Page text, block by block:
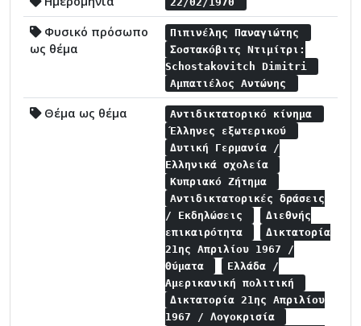
Φυσικό πρόσωπο
ως θέμα
Πιπινέλης Παναγιώτης
Σοστακόβιτς Ντιμίτρι:
Schostakovitch Dimitri
Αμπατιέλος Αντώνης
Θέμα ως θέμα
Αντιδικτατορικό κίνημα
Έλληνες εξωτερικού
Δυτική Γερμανία /
Ελληνικά σχολεία
Κυπριακό Ζήτημα
Αντιδικτατορικές δράσεις
/ Εκδηλώσεις
Διεθνής
επικαιρότητα
Δικτατορία
21ης Απριλίου 1967 /
Θύματα
Ελλάδα /
Αμερικανική πολιτική
Δικτατορία 21ης Απριλίου
1967 / Λογοκρισία